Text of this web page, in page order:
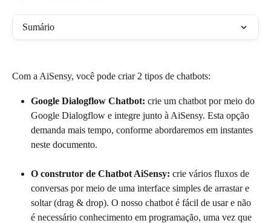
Sumário
Com a AiSensy, você pode criar 2 tipos de chatbots:
Google Dialogflow Chatbot: crie um chatbot por meio do
Google Dialogflow e integre junto à AiSensy. Esta opção
demanda mais tempo, conforme abordaremos em instantes
neste documento.
O construtor de Chatbot AiSensy: crie vários fluxos de
conversas por meio de uma interface simples de arrastar e
soltar (drag & drop). O nosso chatbot é fácil de usar e não
é necessário conhecimento em programação, uma vez que